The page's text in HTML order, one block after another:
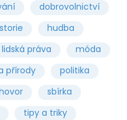
dobrovolnictví
hudba
lidská práva
móda
přírody
politika
sbírka
tipy a triky